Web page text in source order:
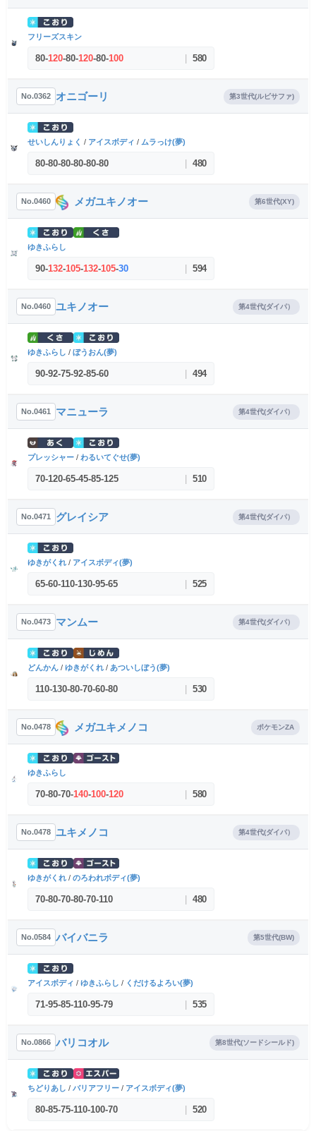
フリーズスキン
80-120-80-120-80-100 580
No.0362 オニゴーリ 第3世代(ルビサファ)
せいしんりょく / アイスボディ / ムラっけ(夢)
80-80-80-80-80-80 480
No.0460 メガユキノオー 第6世代(XY)
ゆきふらし
90-132-105-132-105-30 594
No.0460 ユキノオー 第4世代(ダイパ）
ゆきふらし / ぼうおん(夢)
90-92-75-92-85-60 494
No.0461 マニューラ 第4世代(ダイパ）
プレッシャー / わるいてぐせ(夢)
70-120-65-45-85-125 510
No.0471 グレイシア 第4世代(ダイパ）
ゆきがくれ / アイスボディ(夢)
65-60-110-130-95-65 525
No.0473 マンムー 第4世代(ダイパ）
どんかん / ゆきがくれ / あついしぼう(夢)
110-130-80-70-60-80 530
No.0478 メガユキメノコ ポケモンZA
ゆきふらし
70-80-70-140-100-120 580
No.0478 ユキメノコ 第4世代(ダイパ）
ゆきがくれ / のろわれボディ(夢)
70-80-70-80-70-110 480
No.0584 バイバニラ 第5世代(BW)
アイスボディ / ゆきふらし / くだけるよろい(夢)
71-95-85-110-95-79 535
No.0866 バリコオル 第8世代(ソードシールド)
ちどりあし / バリアフリー / アイスボディ(夢)
80-85-75-110-100-70 520